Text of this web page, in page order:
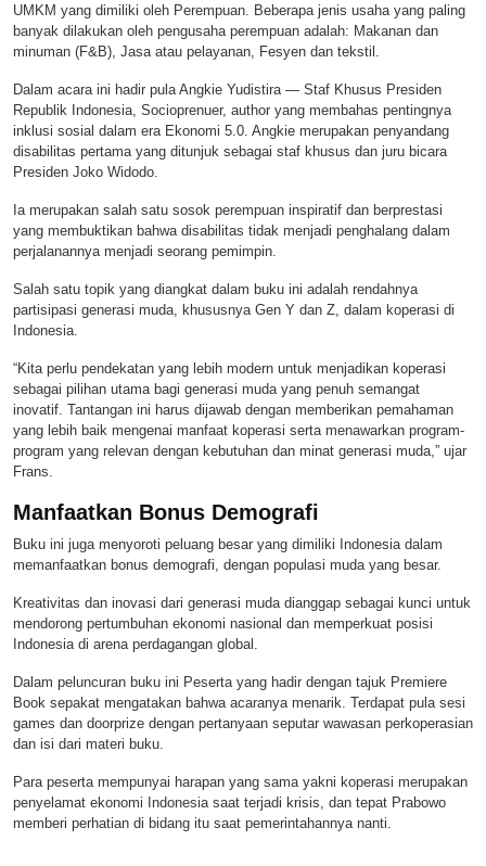
UMKM yang dimiliki oleh Perempuan. Beberapa jenis usaha yang paling
banyak dilakukan oleh pengusaha perempuan adalah: Makanan dan
minuman (F&B), Jasa atau pelayanan, Fesyen dan tekstil.
Dalam acara ini hadir pula Angkie Yudistira — Staf Khusus Presiden
Republik Indonesia, Socioprenuer, author yang membahas pentingnya
inklusi sosial dalam era Ekonomi 5.0. Angkie merupakan penyandang
disabilitas pertama yang ditunjuk sebagai staf khusus dan juru bicara
Presiden Joko Widodo.
Ia merupakan salah satu sosok perempuan inspiratif dan berprestasi
yang membuktikan bahwa disabilitas tidak menjadi penghalang dalam
perjalanannya menjadi seorang pemimpin.
Salah satu topik yang diangkat dalam buku ini adalah rendahnya
partisipasi generasi muda, khususnya Gen Y dan Z, dalam koperasi di
Indonesia.
“Kita perlu pendekatan yang lebih modern untuk menjadikan koperasi
sebagai pilihan utama bagi generasi muda yang penuh semangat
inovatif. Tantangan ini harus dijawab dengan memberikan pemahaman
yang lebih baik mengenai manfaat koperasi serta menawarkan program-
program yang relevan dengan kebutuhan dan minat generasi muda,” ujar
Frans.
Manfaatkan Bonus Demografi
Buku ini juga menyoroti peluang besar yang dimiliki Indonesia dalam
memanfaatkan bonus demografi, dengan populasi muda yang besar.
Kreativitas dan inovasi dari generasi muda dianggap sebagai kunci untuk
mendorong pertumbuhan ekonomi nasional dan memperkuat posisi
Indonesia di arena perdagangan global.
Dalam peluncuran buku ini Peserta yang hadir dengan tajuk Premiere
Book sepakat mengatakan bahwa acaranya menarik. Terdapat pula sesi
games dan doorprize dengan pertanyaan seputar wawasan perkoperasian
dan isi dari materi buku.
Para peserta mempunyai harapan yang sama yakni koperasi merupakan
penyelamat ekonomi Indonesia saat terjadi krisis, dan tepat Prabowo
memberi perhatian di bidang itu saat pemerintahannya nanti.